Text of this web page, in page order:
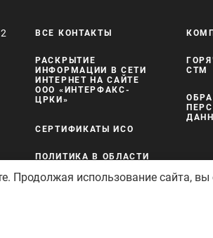
ВСЕ КОНТАКТЫ
РАСКРЫТИЕ
ИНФОРМАЦИИ В СЕТИ
ИНТЕРНЕТ НА САЙТЕ
ООО «ИНТЕРФАКС-
ЦРКИ»
СЕРТИФИКАТЫ ИСО
ПОЛИТИКА В ОБЛАСТИ
БЕЗОПАСНОСТИ
СТМ
использование сайта, вы